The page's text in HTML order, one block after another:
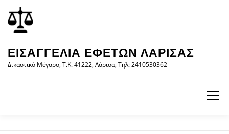
περιεχόμενο
στο
περιεχόμενο
ΕΙΣΑΓΓΕΛΊΑ ΕΦΕΤΏΝ ΛΆΡΙΣΑΣ
Δικαστικό Μέγαρο, Τ.Κ. 41222, Λάρισα, Τηλ: 2410530362
Μενού